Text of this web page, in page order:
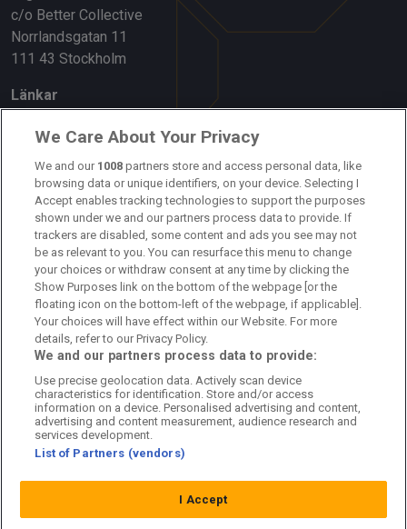
c/o Better Collective
Norrlandsgatan 11
111 43 Stockholm
Länkar
Om oss
Kontakta oss
Kundtjänst
Sponsor: Rekatochklart
Annonsera på Fotbolldirekt
Redaktionell policy
Personuppgiftspolicy
Cookiepolicy
Arkiv
We Care About Your Privacy
We and our 1008 partners store and access personal data, like
browsing data or unique identifiers, on your device. Selecting I
Accept enables tracking technologies to support the purposes
shown under we and our partners process data to provide. If
trackers are disabled, some content and ads you see may not
be as relevant to you. You can resurface this menu to change
your choices or withdraw consent at any time by clicking the
Show Purposes link on the bottom of the webpage [or the
floating icon on the bottom-left of the webpage, if applicable].
Your choices will have effect within our Website. For more
details, refer to our Privacy Policy.
We and our partners process data to provide:
Use precise geolocation data. Actively scan device
characteristics for identification. Store and/or access
information on a device. Personalised advertising and content,
advertising and content measurement, audience research and
services development.
List of Partners (vendors)
I Accept